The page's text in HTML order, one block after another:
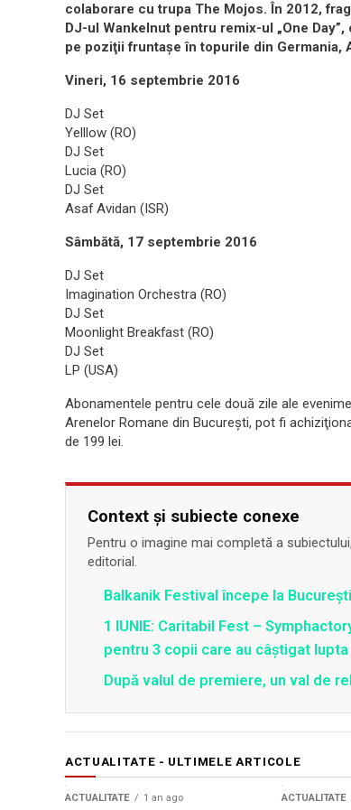
colaborare cu trupa The Mojos. În 2012,
DJ-ul Wankelnut pentru remix-ul „One
pe poziţii fruntaşe în topurile din Germania,
Vineri, 16 septembrie 2016
DJ Set
Yelllow (RO)
DJ Set
Lucia (RO)
DJ Set
Asaf Avidan (ISR)
Sâmbătă, 17 septembrie 2016
DJ Set
Imagination Orchestra (RO)
DJ Set
Moonlight Breakfast (RO)
DJ Set
LP (USA)
Abonamentele pentru cele două zile ale
Arenelor Romane din Bucureşti, pot fi
de 199 lei.
Context și subiecte conexe
Pentru o imagine mai completă a
editorial.
Balkanik Festival începe la Bucureşti
1 IUNIE: Caritabil Fest –
pentru 3 copii care au câştigat
După valul de premiere, un val de
ACTUALITATE - ULTIMELE ARTICOLE
ACTUALITATE 1 an ago ACTUALITATE